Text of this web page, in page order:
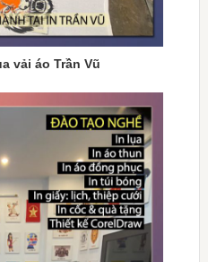
vải áo Trần Vũ